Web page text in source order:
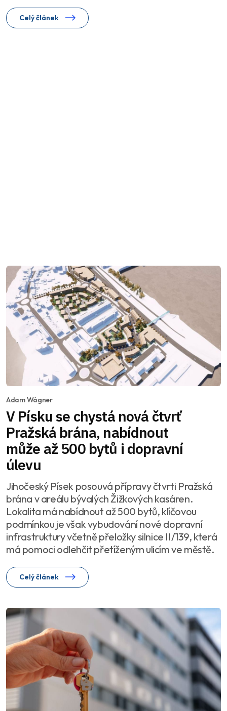
Celý článek
Adam Wágner
V Písku se chystá nová čtvrť
Pražská brána, nabídnout
může až 500 bytů i dopravní
úlevu
Jihočeský Písek posouvá přípravy čtvrti Pražská
brána v areálu bývalých Žižkových kasáren.
Lokalita má nabídnout až 500 bytů, klíčovou
podmínkou je však vybudování nové dopravní
infrastruktury včetně přeložky silnice II/139, která
má pomoci odlehčit přetíženým ulicím ve městě.
Celý článek